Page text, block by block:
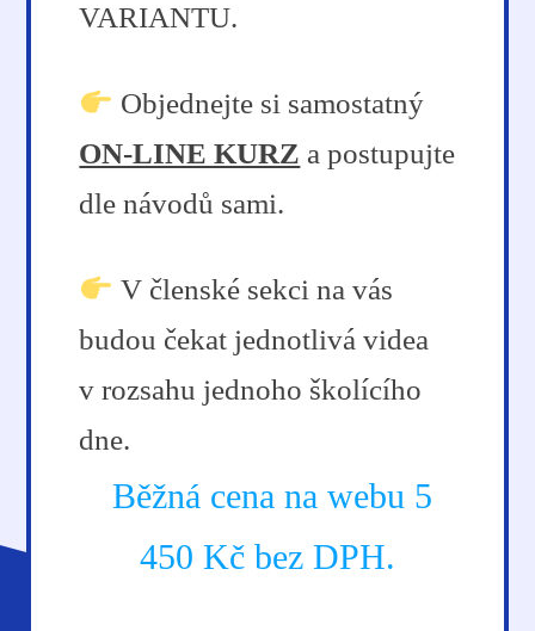
VARIANTU.
Objednejte si samostatný
ON-LINE KURZ a postupujte
dle návodů sami.
V členské sekci na vás
budou čekat jednotlivá videa
v rozsahu jednoho školícího
dne.
Běžná cena na webu 5
450 Kč bez DPH.